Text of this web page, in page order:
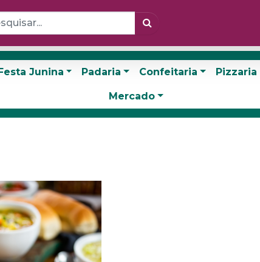
Junina Padaria Confeitaria Pizzaria
Mercado